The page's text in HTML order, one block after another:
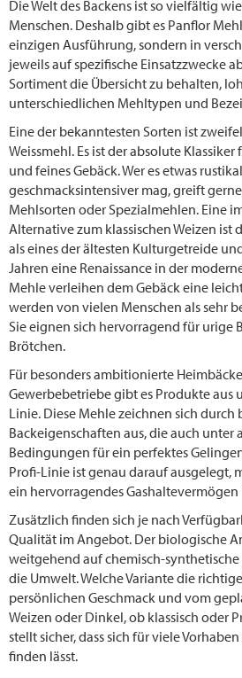
Die Welt des Backens ist so vielfältig
Menschen. Deshalb gibt es Panflor
einzigen Ausführung, sondern in
jeweils auf spezifische Einsatzzwecke
Sortiment die Übersicht zu behalten,
unterschiedlichen Mehltypen und
Eine der bekanntesten Sorten ist
Weissmehl. Es ist der absolute
und feines Gebäck. Wer es etwas
geschmacksintensiver mag, greift
Mehlsorten oder Spezialmehlen. Eine
Alternative zum klassischen Weizen ist
als eines der ältesten Kulturgetreide
Jahren eine Renaissance in der
Mehle verleihen dem Gebäck eine
werden von vielen Menschen als sehr
Sie eignen sich hervorragend für urige
Brötchen.
Für besonders ambitionierte
Gewerbebetriebe gibt es Produkte aus
Linie. Diese Mehle zeichnen sich
Backeigenschaften aus, die auch unter
Bedingungen für ein perfektes
Profi-Linie ist genau darauf ausgelegt,
ein hervorragendes
Zusätzlich finden sich je nach
Qualität im Angebot. Der biologische
weitgehend auf chemisch-
die Umwelt. Welche Variante die
persönlichen Geschmack und vom
Weizen oder Dinkel, ob klassisch oder
stellt sicher, dass sich für viele
finden lässt.